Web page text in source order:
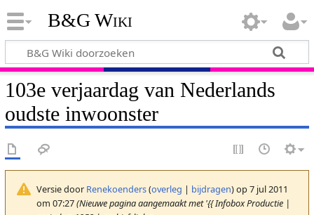
B&G Wiki
103e verjaardag van Nederlands
oudste inwoonster
Versie door Renekoenders(overleg | bijdragen)op 7 jul 2011
om 07:27(Nieuwe pagina aangemaakt met '{{ Infobox Productie |